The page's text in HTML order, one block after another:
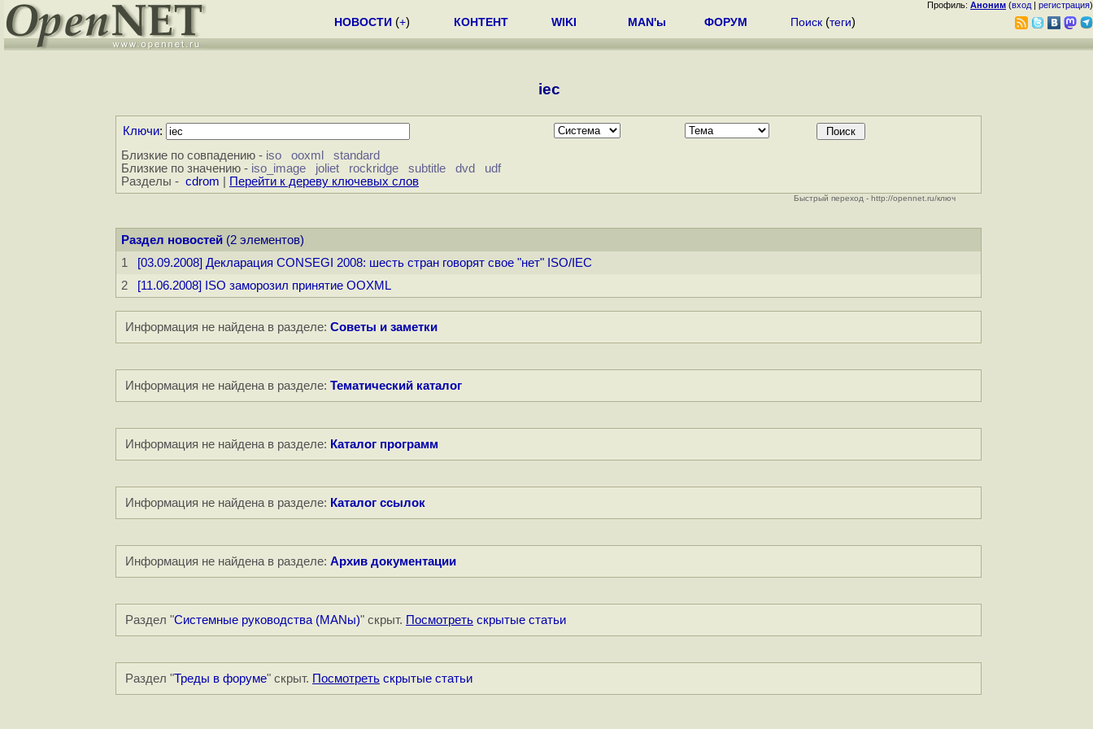
Профиль: Аноним (вход | регистрация)
НОВОСТИ (+) КОНТЕНТ WIKI MAN'ы ФОРУМ Поиск (теги)
iec
Ключи:
Близкие по совпадению - iso ooxml
standard
Близкие по значению - iso_image joliet rockridge subtitle dvd
udf
Разделы - cdrom Перейти к дереву ключевых слов
Быстрый переход - http://opennet.ru/ключ
Раздел новостей (2 элементов)
1
[03.09.2008] Декларация CONSEGI 2008: шесть стран говорят свое "нет" ISO/IEC
2
[11.06.2008] ISO заморозил принятие OOXML
Информация не найдена в разделе: Советы и заметки
Информация не найдена в разделе: Тематический каталог
Информация не найдена в разделе: Каталог программ
Информация не найдена в разделе: Каталог ссылок
Информация не найдена в разделе: Архив документации
Раздел "Системные руководства (MANы)" скрыт. Посмотреть скрытые статьи
Раздел "Треды в форуме" скрыт. Посмотреть скрытые статьи